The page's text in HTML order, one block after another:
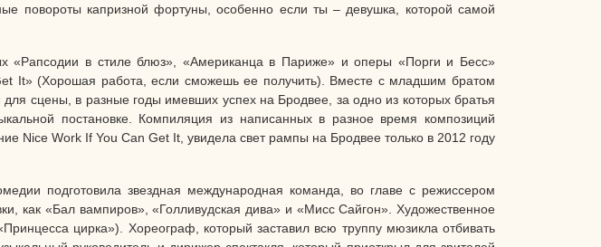
повороты капризной фортуны, особенно если ты – девушка, которой самой
«Рапсодии в стиле блюз», «Американца в Париже» и оперы «Порги и Бесс»
It» (Хорошая работа, если сможешь ее получить). Вместе с младшим братом
сцены, в разные годы имевших успех на Бродвее, за одно из которых братья
постановке. Компиляция из написанных в разное время композиций
Nice Work If You Can Get It, увидела свет рампы на Бродвее только в 2012 году
подготовила звездная международная команда, во главе с режиссером
как «Бал вампиров», «Голливудская дива» и «Мисс Сайгон». Художественное
цирка»). Хореограф, который заставил всю труппу мюзикла отбивать